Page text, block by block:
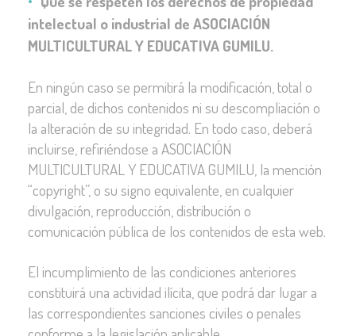
intelectual o industrial de ASOCIACIÓN
MULTICULTURAL Y EDUCATIVA GUMILU.
En ningún caso se permitirá la modificación, total o
parcial, de dichos contenidos ni su descompliación o
la alteración de su integridad. En todo caso, deberá
incluirse, refiriéndose a ASOCIACIÓN
MULTICULTURAL Y EDUCATIVA GUMILU, la mención
“copyright”, o su signo equivalente, en cualquier
divulgación, reproducción, distribución o
comunicación pública de los contenidos de esta web.
El incumplimiento de las condiciones anteriores
constituirá una actividad ilícita, que podrá dar lugar a
las correspondientes sanciones civiles o penales